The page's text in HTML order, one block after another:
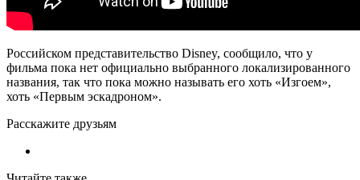
Российском представительство Disney, сообщило, что у
фильма пока нет официально выбранного локализированного
названия, так что пока можно называть его хоть «Изгоем»,
хоть «Первым эскадроном».
Расскажите друзьям